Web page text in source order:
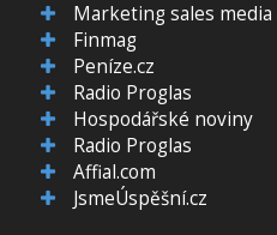
Marketing sales media
Finmag
Peníze.cz
Radio Proglas
Hospodářské noviny
Radio Proglas
Affial.com
JsmeÚspěšní.cz